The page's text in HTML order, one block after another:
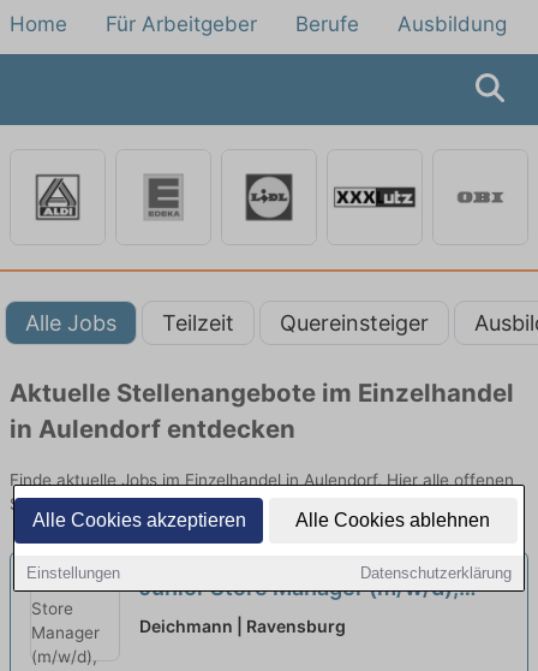
Alle Cookies akzeptieren Alle Cookies ablehnen
Einstellungen Datenschutzerklärung
Home Für Arbeitgeber Berufe Ausbildung
Alle Jobs Teilzeit Quereinsteiger
Aktuelle Stellenangebote im Einzelhandel
in Aulendorf entdecken
Finde aktuelle Jobs im Einzelhandel in Aulendorf. Hier alle offenen
Stellenangebote im Verkauf, Vertrieb und Handel vergleichen.
Junior Store Manager (m/w/d),
Großraum Ravensburg (m/w/d)
Deichmann | Ravensburg